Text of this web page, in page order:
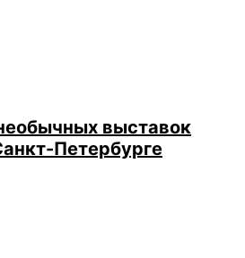
выставок
Петербурге